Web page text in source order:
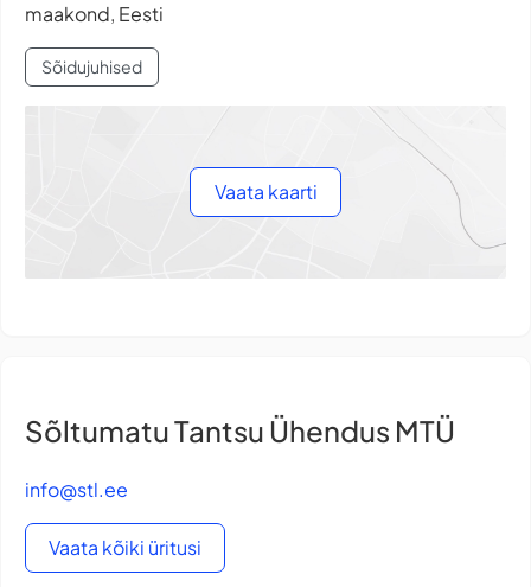
maakond, Eesti
Sõidujuhised
Vaata kaarti
Sõltumatu Tantsu Ühendus MTÜ
info@stl.ee
Vaata kõiki üritusi